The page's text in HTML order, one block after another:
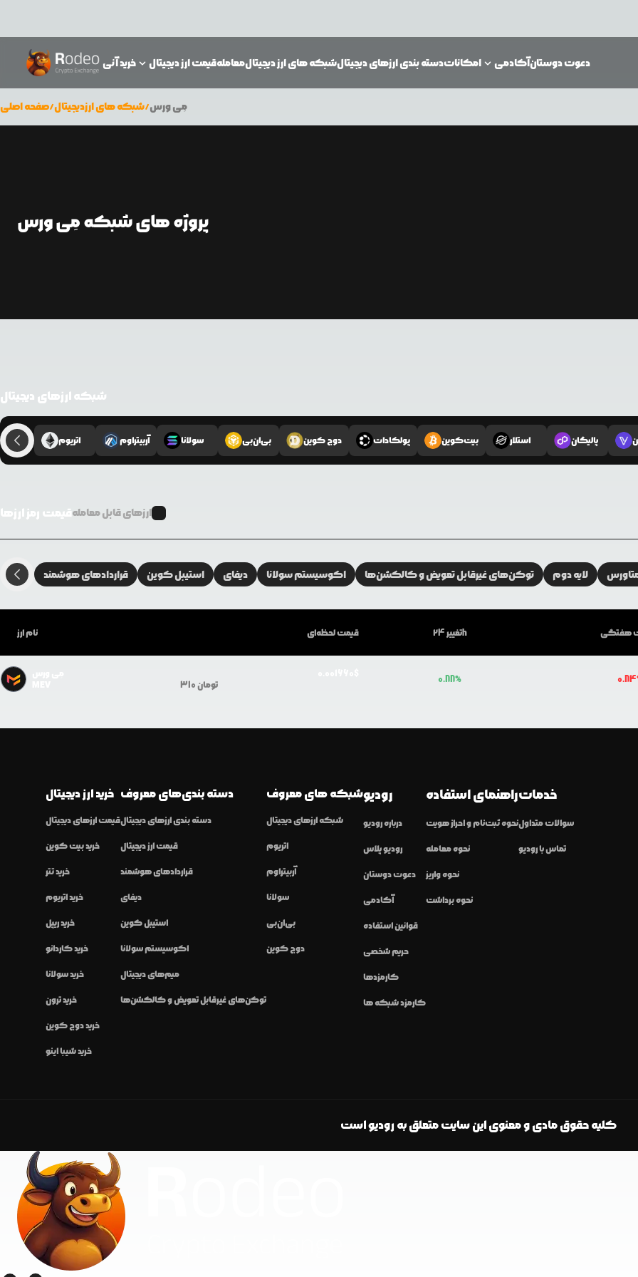
خرید آنی قیمت ارز دیجیتالمعاملهشبکه‌ های ارز دیجیتالدسته بندی ارزهای دیجیتالامکانات آکادمیدعوت دوستان
صفحه اصلی/شبکه های ارزدیجیتال/مِی ورس
پروژه های شبکه مِی ورس
شبکه ارزهای دیجیتال
اتریوم آربیتراوم سولانا بی‌ان‌بی دوج کوین پولکادات بیت‌کوین استلار پالیگان
قیمت رمز ارزهاارزهای قابل معامله
قراردادهای هوشمند استیبل کوین دیفای اکوسیستم سولانا توکن‌های غیرقابل تعویض و کالکشن‌ها لایه دوم
نام ارز قیمت لحظه‌ای تغییر 24h هفتگی
تومان310 0.88% 0.84
خرید ارز دیجیتال
قیمت ارزهای دیجیتال
خرید بیت کوین
خرید تتر
خرید اتریوم
خرید ریپل
خرید کاردانو
خرید سولانا
خرید ترون
خرید دوج کوین
خرید شیبا اینو
دسته بندی‌های معروف
دسته بندی ارزهای دیجیتال
قیمت ارز دیجیتال
قراردادهای هوشمند
دیفای
استیبل کوین
اکوسیستم سولانا
میم‌های دیجیتال
توکن‌های غیرقابل تعویض و کالکشن‌ها
شبکه های معروف
شبکه ارزهای دیجیتال
اتریوم
آربیتراوم
سولانا
بی‌ان‌بی
دوج کوین
رودیو
درباره رودیو
رودیو پلاس
دعوت دوستان
آکادمی
قوانین استفاده
حریم شخصی
کارمزدها
کارمزد شبکه ها
راهنمای استفاده
نحوه ثبت‌نام و احراز هویت
نحوه معامله
نحوه واریز
نحوه برداشت
خدمات
سوالات متداول
تماس با رودیو
کلیه حقوق مادی و معنوی این سایت متعلق به رودیو است